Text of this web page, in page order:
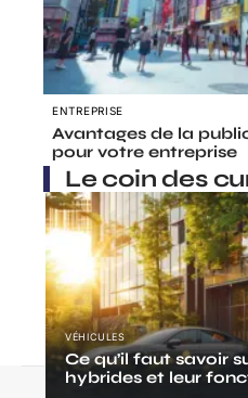
ENTREPRISE
Avantages de la
pour votre entreprise
Le coin des
VÉHICULES
Ce qu’il faut savoir
hybrides et leur